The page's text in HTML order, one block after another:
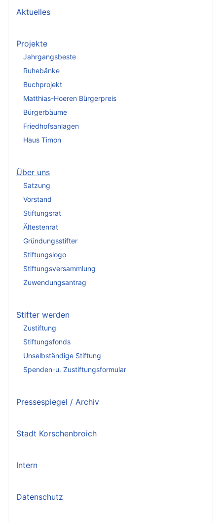
Aktuelles
Projekte
Jahrgangsbeste
Ruhebänke
Buchprojekt
Matthias-Hoeren Bürgerpreis
Bürgerbäume
Friedhofsanlagen
Haus Timon
Über uns
Satzung
Vorstand
Stiftungsrat
Ältestenrat
Gründungsstifter
Stiftungslogo
Stiftungsversammlung
Zuwendungsantrag
Stifter werden
Zustiftung
Stiftungsfonds
Unselbständige Stiftung
Spenden-u. Zustiftungsformular
Pressespiegel / Archiv
Stadt Korschenbroich
Intern
Datenschutz